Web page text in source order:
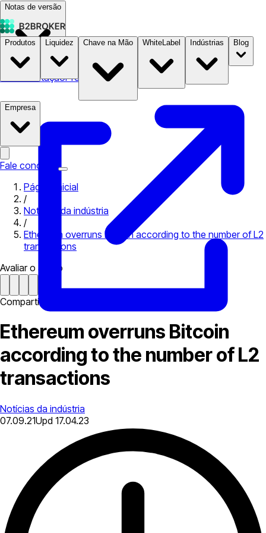
Notas de versão
DocumentaçãoPreços B2STORE
Produtos Liquidez Chave na Mão WhiteLabel Indústrias Blog
Empresa
Fale conosco
Página inicial
/
Notícias da indústria
/
Ethereum overruns Bitcoin according to the number of L2
transactions
Avaliar o artigo
Compartilhar
Ethereum overruns Bitcoin
according to the number of L2
transactions
Notícias da indústria
07.09.21Upd 17.04.23